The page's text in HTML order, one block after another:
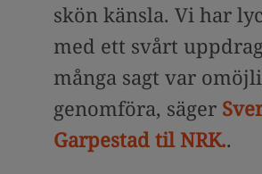
skön känsla. Vi har
med ett svårt
många sagt var
genomföra, säger
Garpestad til NRK..